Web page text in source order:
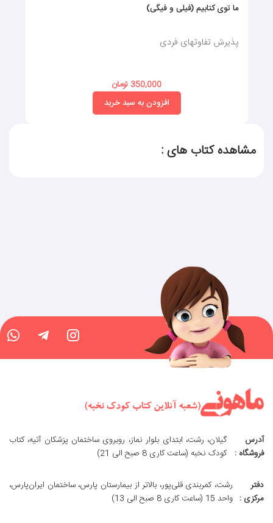
ما توی کتابیم (فیلی و فیگی)
پذیرش تفاوتهای فردی
350,000 تومان
افزودن به سبد خرید
مشاهده کتاب های :
آدرس
فروشگاه :
گیلان، رشت، ابتدای بلوار نماز، روبروی ساختمان پزشکان آتیه، کتاب
کودک نخبه (ساعت کاری 8 صبح الی 21)
دفتر
مرکزی :
رشت، کمربندی قلی‌پور، بالاتر از بیمارستان پارس، ساختمان ایران‌پارس،
واحد 15 (ساعت کاری 8 صبح الی 13)